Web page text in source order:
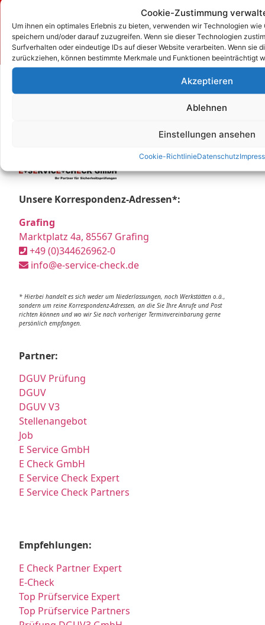
Cookie-Zustimmung
Um ihnen ein optimales Erlebnis zu bieten, verwenden wir Technologien
speichern und/oder darauf zuzugreifen. Wenn sie dieser Technologien
Surfverhalten oder eindeutige IDs auf dieser Website verarbeiten. Wenn sie
zurückziehen, können bestimmte Merkmale und Funktionen beeinträchtigt
Akzeptieren
Ablehnen
Einstellungen ansehen
Cookie-RichtlinieDatenschutz
Kontakt
Unsere Korrespondenz-Adressen*:
Grafing
Marktplatz 4a, 85567 Grafing
+49 (0)344626962-0
info@e-service-check.de
* Hierbei handelt es sich weder um Niederlassungen, noch Werkstätten o.ä.,
sondern um reine Korrespondenz-Adressen, an die Sie Ihre Anrufe und Post
richten können und wo wir Sie nach vorheriger Terminvereinbarung gerne
persönlich empfangen.
Partner:
DGUV Prüfung
DGUV
DGUV V3
Stellenangebot
Job
E Service GmbH
E Check GmbH
E Service Check Expert
E Service Check Partners
Empfehlungen:
E Check Partner Expert
E-Check
Top Prüfservice Expert
Top Prüfservice Partners